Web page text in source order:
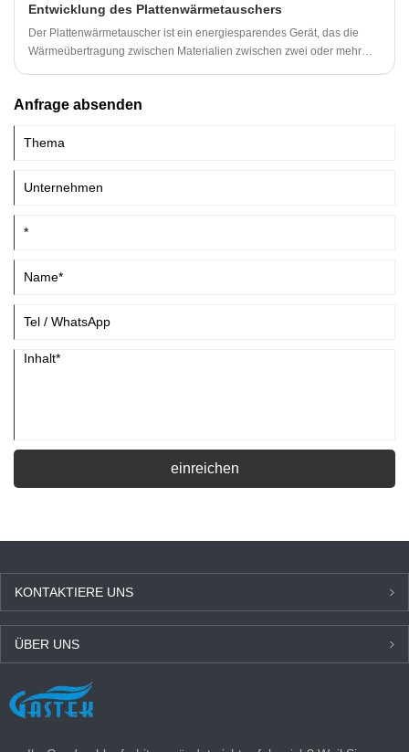
Heizkörper und Fußbodenkreisläufe.
Entwicklung des Plattenwärmetauschers
Der Plattenwärmetauscher ist ein energiesparendes Gerät, das die
Wärmeübertragung zwischen Materialien zwischen zwei oder mehr
Anfrage absenden
einreichen
KONTAKTIERE UNS
ÜBER UNS
NEUESTEN NACHRICHTEN